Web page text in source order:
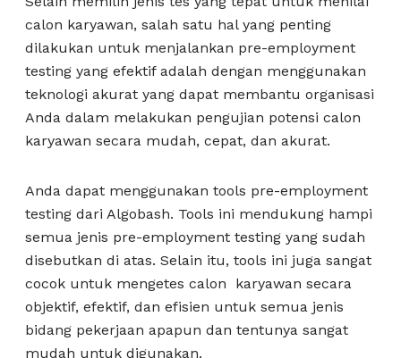
calon karyawan, salah satu hal yang penting
dilakukan untuk menjalankan pre-employment
testing yang efektif adalah dengan menggunakan
teknologi akurat yang dapat membantu organisasi
Anda dalam melakukan pengujian potensi calon
karyawan secara mudah, cepat, dan akurat.
Anda dapat menggunakan tools pre-employment
testing dari Algobash. Tools ini mendukung hampi
semua jenis pre-employment testing yang sudah
disebutkan di atas. Selain itu, tools ini juga sangat
cocok untuk mengetes calon karyawan secara
objektif, efektif, dan efisien untuk semua jenis
bidang pekerjaan apapun dan tentunya sangat
mudah untuk digunakan.